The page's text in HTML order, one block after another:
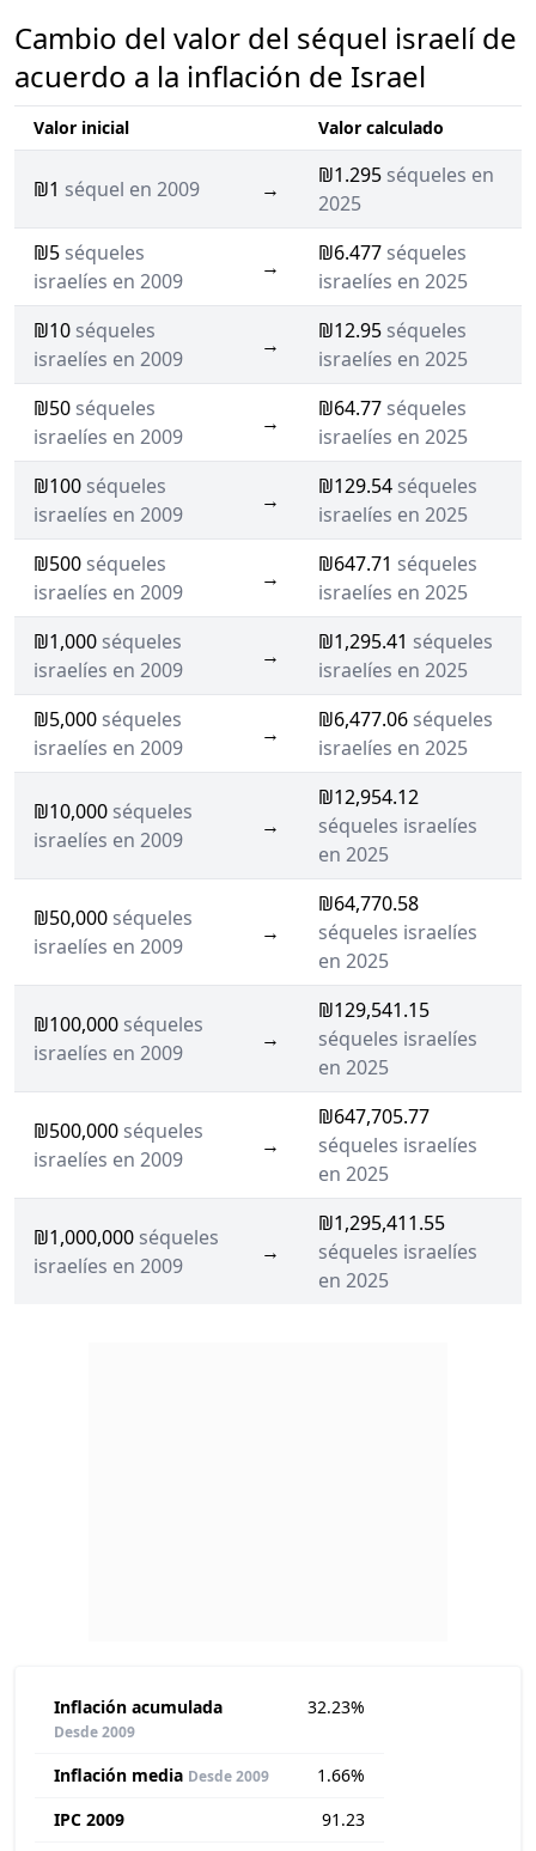
Cambio del valor del séquel israelí de
acuerdo a la inflación de Israel
Valor inicial Valor calculado
₪1 séquel en 2009 →
₪1.295 séqueles en
2025
₪5 séqueles
israelíes en 2009
→
₪6.477 séqueles
israelíes en 2025
₪10 séqueles
israelíes en 2009
→
₪12.95 séqueles
israelíes en 2025
₪50 séqueles
israelíes en 2009
→
₪64.77 séqueles
israelíes en 2025
₪100 séqueles
israelíes en 2009
→
₪129.54 séqueles
israelíes en 2025
₪500 séqueles
israelíes en 2009
→
₪647.71 séqueles
israelíes en 2025
₪1,000 séqueles
israelíes en 2009
→
₪1,295.41 séqueles
israelíes en 2025
₪5,000 séqueles
israelíes en 2009
→
₪6,477.06 séqueles
israelíes en 2025
₪10,000 séqueles
israelíes en 2009
→
₪12,954.12
séqueles israelíes
en 2025
₪50,000 séqueles
israelíes en 2009
→
₪64,770.58
séqueles israelíes
en 2025
₪100,000 séqueles
israelíes en 2009
→
₪129,541.15
séqueles israelíes
en 2025
₪500,000 séqueles
israelíes en 2009
→
₪647,705.77
séqueles israelíes
en 2025
₪1,000,000 séqueles
israelíes en 2009
→
₪1,295,411.55
séqueles israelíes
en 2025
Inflación acumulada
Desde 2009
32.23%
Inflación media Desde 2009
1.66%
IPC 2009
91.23